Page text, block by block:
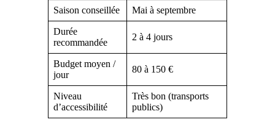
Saison conseillée Mai à septembre
Durée
recommandée
2 à 4 jours
Budget moyen /
jour
80 à 150 €
Niveau
d’accessibilité
Très bon (transports
publics)